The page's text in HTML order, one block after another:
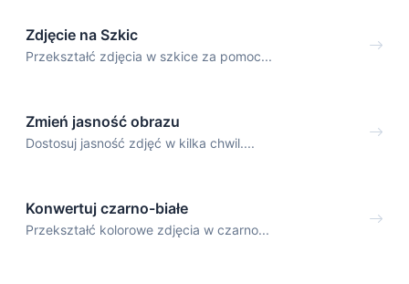
Zdjęcie na Szkic
Przekształć zdjęcia w szkice za pomoc...
Zmień jasność obrazu
Dostosuj jasność zdjęć w kilka chwil....
Konwertuj czarno-białe
Przekształć kolorowe zdjęcia w czarno...